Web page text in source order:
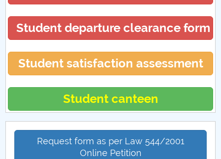
Student departure clearance form
Student satisfaction assessment
Student canteen
Request form as per Law 544/2001
Online Petition